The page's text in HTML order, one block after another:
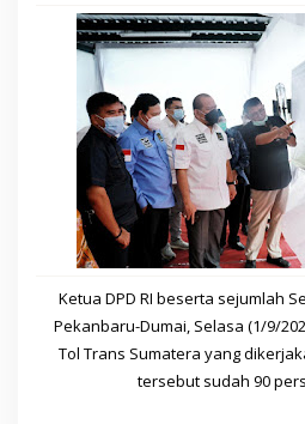
t
a
m
n
a
R
o
k
a
n
:
J
a
g
a
n
Ketua DPD RI beserta sejumlah
Pekanbaru-Dumai, Selasa (1/9/
Tol Trans Sumatera yang
tersebut sudah 90